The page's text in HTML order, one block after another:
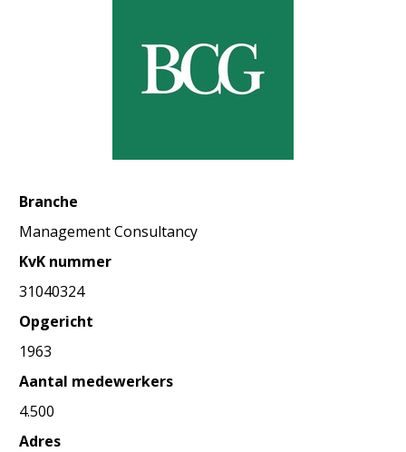
Branche
Management Consultancy
KvK nummer
31040324
Opgericht
1963
Aantal medewerkers
4.500
Adres